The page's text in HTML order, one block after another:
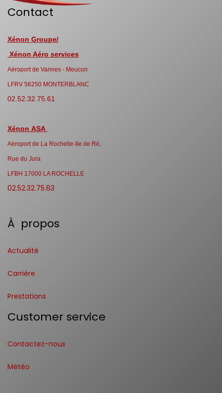
Contact
Xénon Groupe/
Xénon Aéro services
Aéroport de Vannes - Meucon
LFRV 56250 MONTERBLANC
02.52.32.75.61
Xénon ASA
Aéroport de La Rochelle-Ile de Ré,
Rue du Jura
LFBH 17000 LA ROCHELLE
02.52.32.75.63
À propos
Actualité
Carrière
Prestations
Customer service
Contactez-nous
Météo